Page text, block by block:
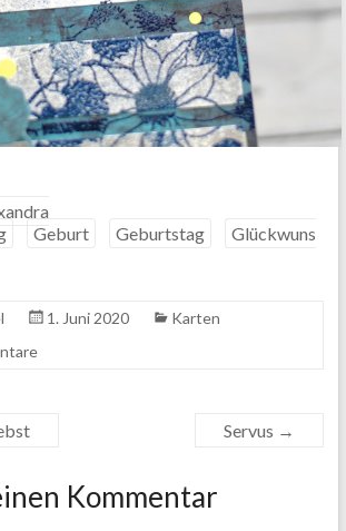
Geburt Geburtstag
Glückwuns
1. Juni 2020
Karten
Servus →
Kommentar